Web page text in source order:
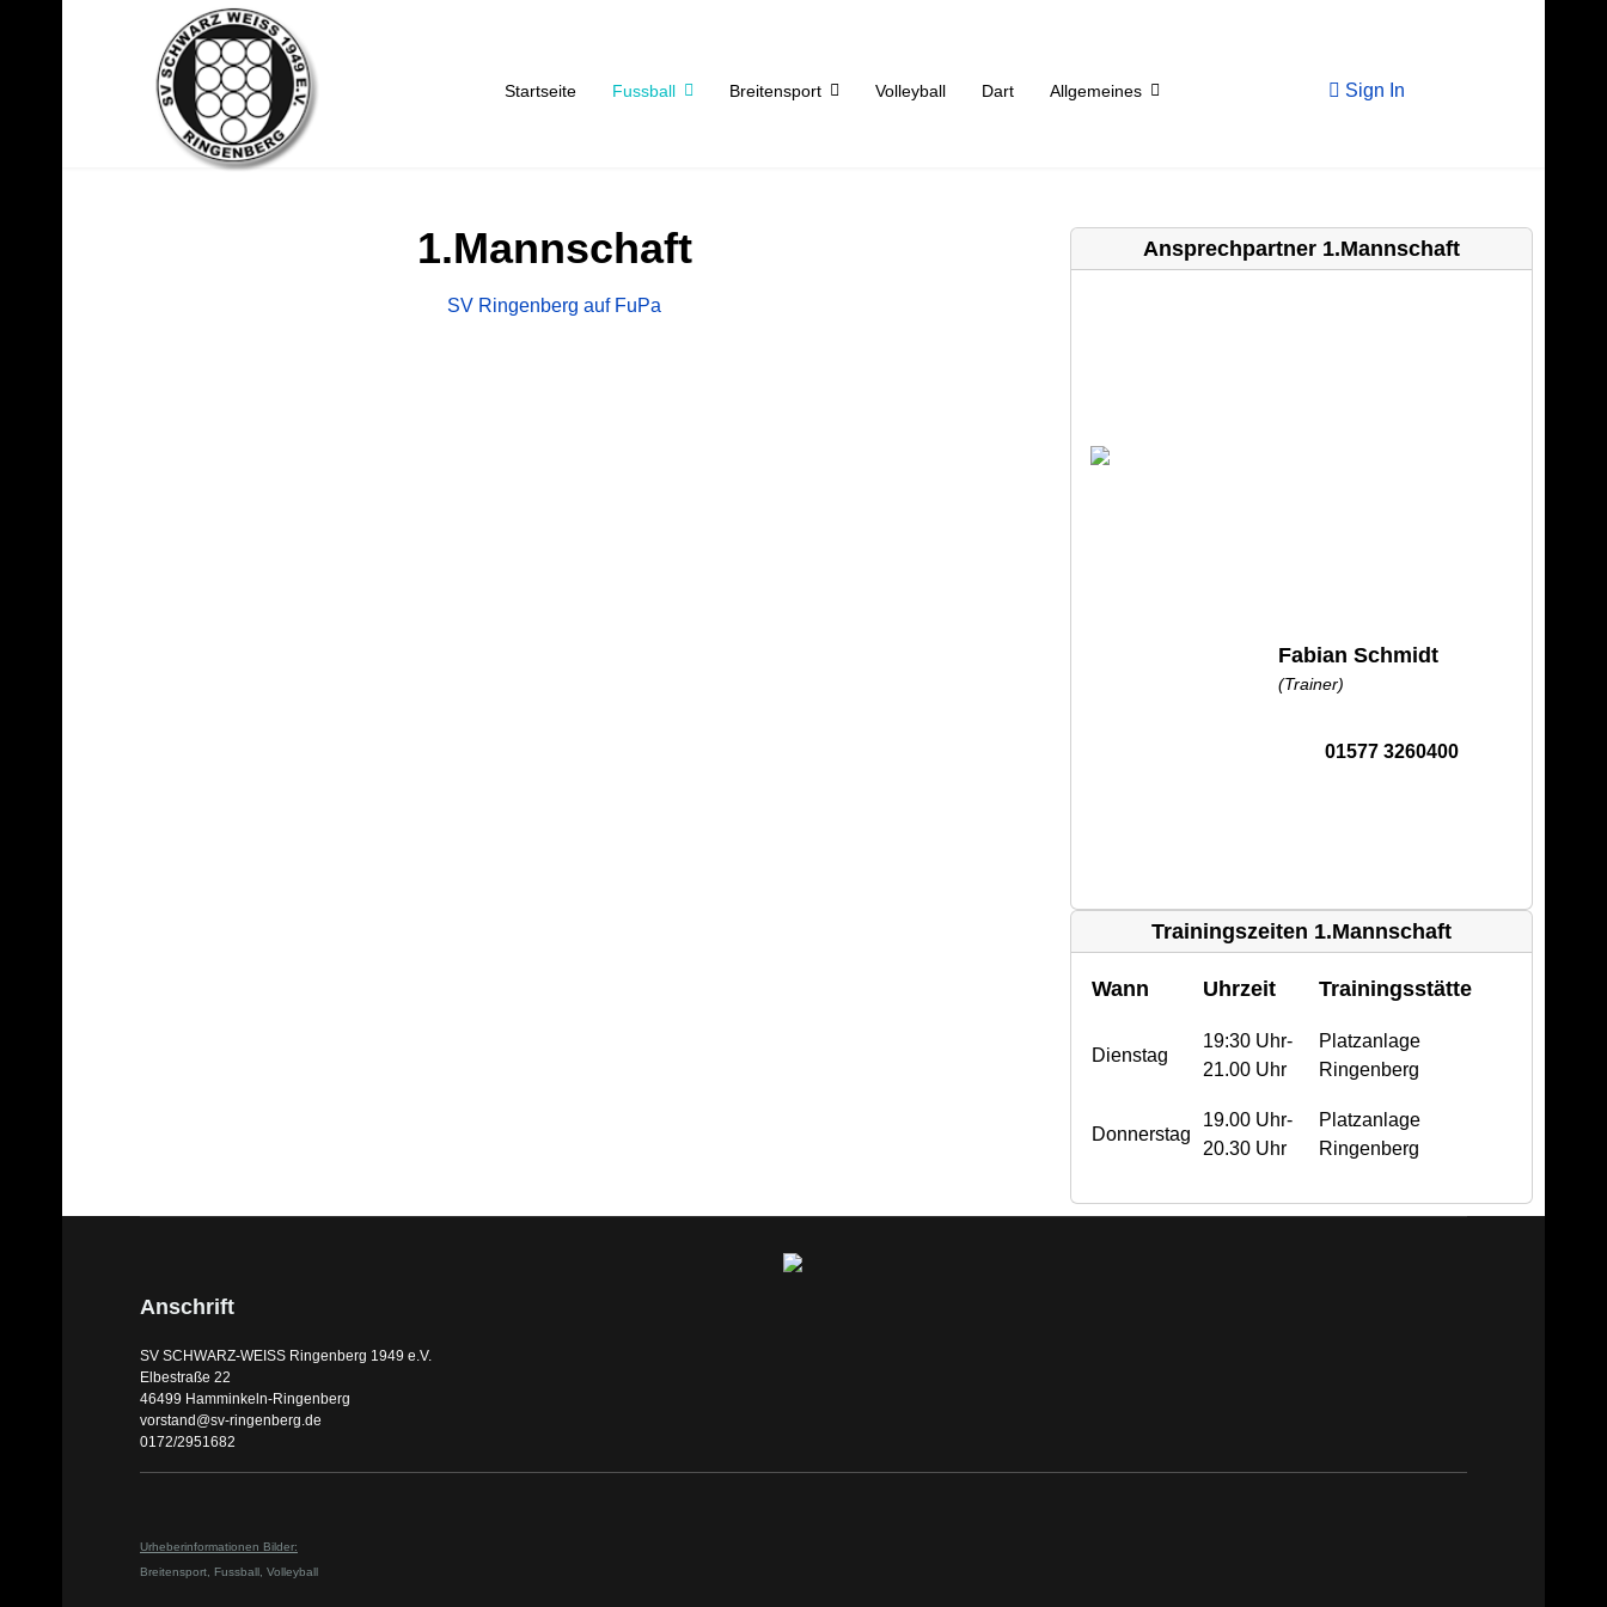
Startseite Fussball Breitensport Volleyball Dart Allgemeines Sign In
1.Mannschaft
SV Ringenberg auf FuPa
Ansprechpartner 1.Mannschaft
Fabian Schmidt
(Trainer)
01577 3260400
Trainingszeiten 1.Mannschaft
Wann Uhrzeit Trainingsstätte
Dienstag
19:30 Uhr-
21.00 Uhr
Platzanlage
Ringenberg
Donnerstag
19.00 Uhr-
20.30 Uhr
Platzanlage
Ringenberg
Anschrift
SV SCHWARZ-WEISS Ringenberg 1949 e.V.
Elbestraße 22
46499 Hamminkeln-Ringenberg
vorstand@sv-ringenberg.de
0172/2951682
Urheberinformationen Bilder:
Breitensport, Fussball, Volleyball